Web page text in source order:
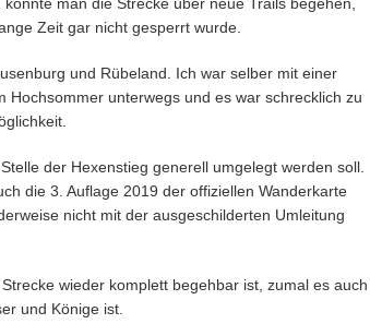
Zeit gar nicht gesperrt wurde.
und Rübeland. Ich war selber mit einer
Hochsommer unterwegs und es war schrecklich zu
der Hexenstieg generell umgelegt werden soll.
die 3. Auflage 2019 der offiziellen Wanderkarte
nicht mit der ausgeschilderten Umleitung
wieder komplett begehbar ist, zumal es auch
und Könige ist.